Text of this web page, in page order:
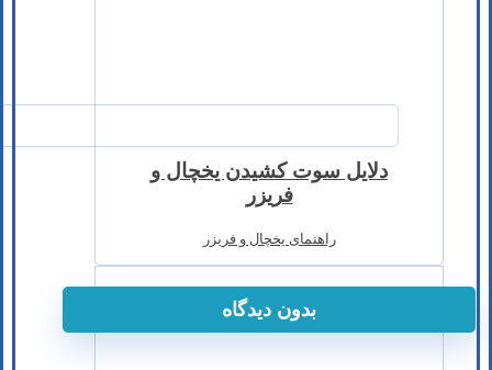
دلایل سوت کشیدن یخچال و
فریزر
راهنمای یخچال و فریزر
بدون دیدگاه